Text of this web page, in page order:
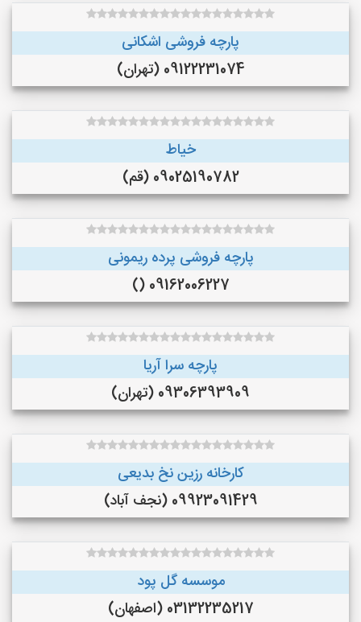
پارچه فروشی اشکانی
09122231074 (تهران)
خیاط
09025190782 (قم)
پارچه فروشی پرده ریمونی
09162006227 ()
پارچه سرا آریا
09306393909 (تهران)
کارخانه رزین نخ بدیعی
09923091429 (نجف‌ آباد)
موسسه گل پود
03132235217 (اصفهان)